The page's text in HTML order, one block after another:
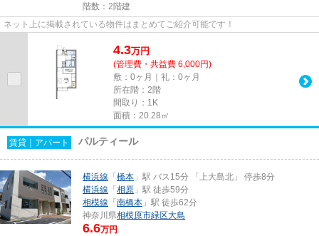
階数：2階建
ネット上に掲載されている物件はまとめてご紹介可能です！
4.3万円
(管理費・共益費 6,000円)
敷：0ヶ月｜礼：0ヶ月
所在階：2階
間取り：1K
面積：20.28㎡
賃貸｜アパート パルティール
横浜線 「橋本 」駅 バス15分 「上大島北」 停歩8分
横浜線 「相原 」駅 徒歩59分
相模線 「南橋本 」駅 徒歩62分
神奈川県相模原市緑区大島
6.6万円